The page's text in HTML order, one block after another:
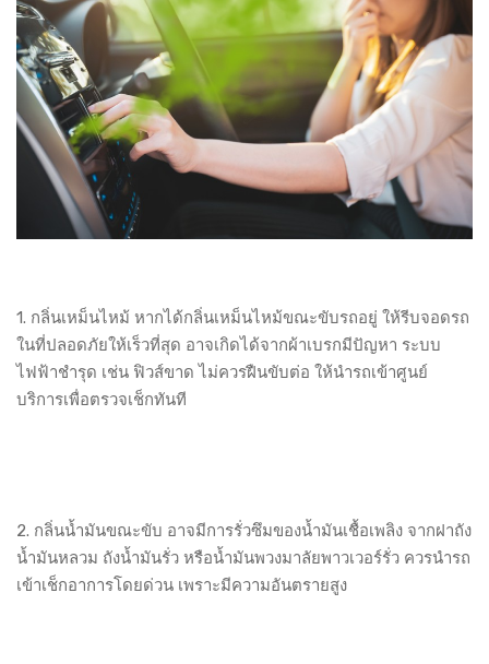
1. กลิ่นเหม็นไหม้ หากได้กลิ่นเหม็นไหม้ขณะขับรถอยู่ ให้รีบจอดรถ
ในที่ปลอดภัยให้เร็วที่สุด อาจเกิดได้จากผ้าเบรกมีปัญหา ระบบ
ไฟฟ้าชำรุด เช่น ฟิวส์ขาด ไม่ควรฝืนขับต่อ ให้นำรถเข้าศูนย์
บริการเพื่อตรวจเช็กทันที
2. กลิ่นน้ำมันขณะขับ อาจมีการรั่วซึมของน้ำมันเชื้อเพลิง จากฝาถัง
น้ำมันหลวม ถังน้ำมันรั่ว หรือน้ำมันพวงมาลัยพาวเวอร์รั่ว ควรนำรถ
เข้าเช็กอาการโดยด่วน เพราะมีความอันตรายสูง